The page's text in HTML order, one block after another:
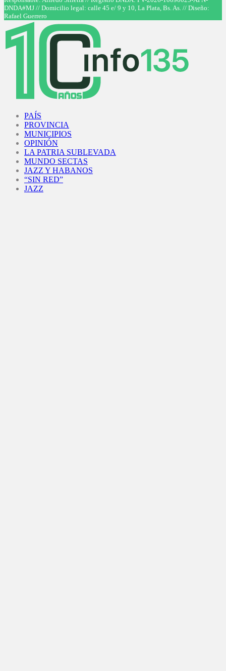
DNDA#MJ // Domicilio legal: calle 45 e/ 9 y 10, La Plata, Bs. As. // Diseño:
Rafael Guerrero
PAÍS
PROVINCIA
MUNICIPIOS
OPINIÓN
LA PATRIA SUBLEVADA
MUNDO SECTAS
JAZZ Y HABANOS
“SIN RED”
JAZZ